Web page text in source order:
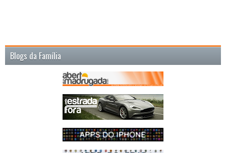
Blogs da Família